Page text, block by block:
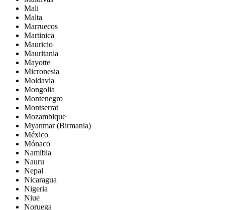
Mali
Malta
Marruecos
Martinica
Mauricio
Mauritania
Mayotte
Micronesia
Moldavia
Mongolia
Montenegro
Montserrat
Mozambique
Myanmar (Birmania)
México
Mónaco
Namibia
Nauru
Nepal
Nicaragua
Nigeria
Niue
Noruega